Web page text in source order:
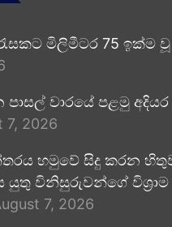
රැසකට මිලිමීටර 75 ඉක්ම වූ
වාරයේ පළමු
7, 2026
හමුවේ සිදු කරන
විනිසුරුවන්ගේ විශ්‍රාම
7, 2026